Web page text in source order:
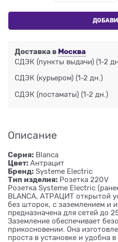
Доставка в Москва
СДЭК (пункты выдачи) (1-2
СДЭК (курьером) (1-2 дн.)
СДЭК (постаматы) (1-2 дн.)
Описание
Серия: Blanca
Цвет: Антрацит
Бренд: Systeme Electric
Тип изделия: Розетка 220V
Розетка Systeme Electric
BLANCA, АТРАЦИТ открытой
без шторок, с заземлением и
предназначена для сетей до
Заземление обеспечивает
прикосновении. Она
проста в установке и удобна